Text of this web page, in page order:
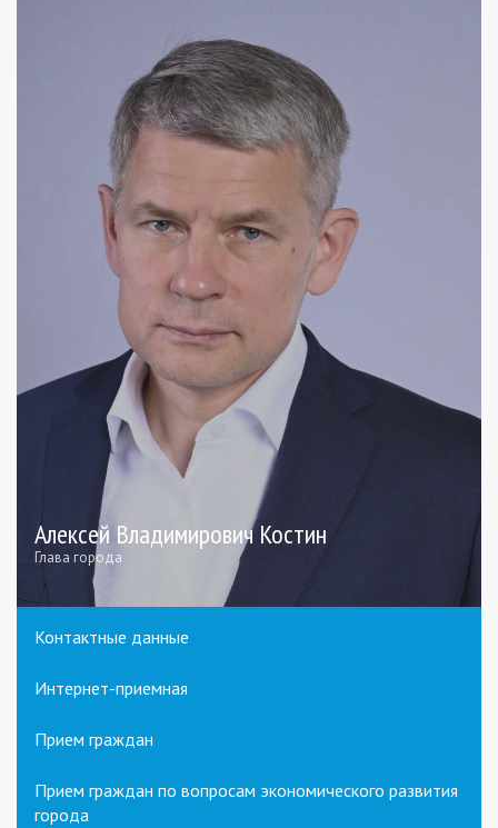
Алексей Владимирович Костин
Глава города
Контактные данные
Интернет-приемная
Прием граждан
Прием граждан по вопросам экономического развития
города